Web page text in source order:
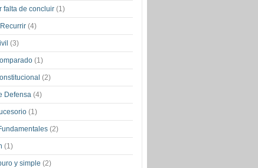
falta de concluir (1)
(4)
(3)
(1)
(2)
Defensa (4)
(1)
(2)
(1)
y simple (2)